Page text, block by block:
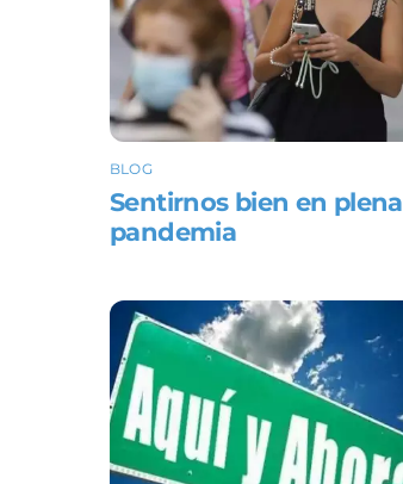
BLOG
Sentirnos bien en plena
pandemia